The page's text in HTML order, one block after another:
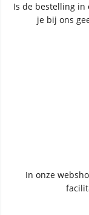
Is de bestelling in
je bij ons
In onze